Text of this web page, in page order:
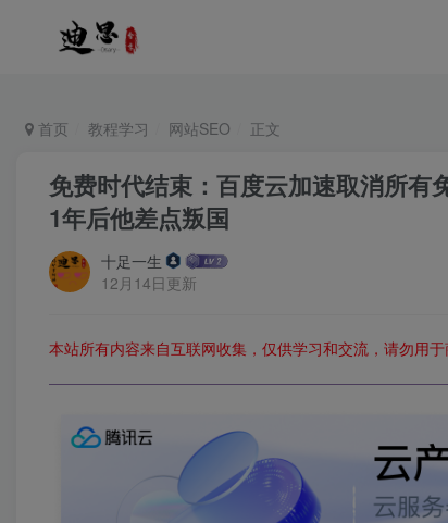
首页 教程学习 网站SEO 正文
免费时代结束：百度云加速取消所有
1年后他差点叛国
十足一生
12月14日更新
本站所有内容来自互联网收集，仅供学习和交流，请勿用